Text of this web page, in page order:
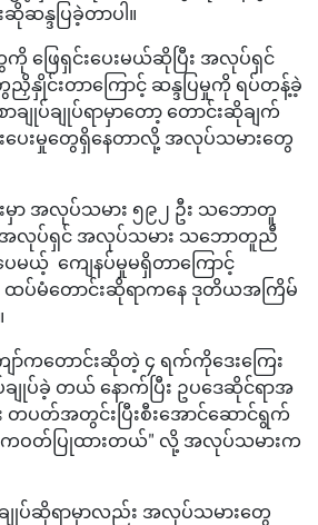
ဆန္ဒပြခဲ့တာပါ။
ဖြေရှင်းပေးမယ်ဆိုပြီး အလုပ်ရှင်
င်းတာကြောင့် ဆန္ဒပြမှုကို ရပ်တန့်ခဲ့
ျုပ်ချုပ်ရာမှာတော့ တောင်းဆိုချက်
ပေးမှုတွေရှိနေတာလို့ အလုပ်သမားတွေ
ာ အလုပ်သမား ၅၉၂ ဦး သဘောတူ
ပ်ရှင် အလုပ်သမား သဘောတူညီ
ေမယ့် ကျေနပ်မှုမရှိတာကြောင့်
ထပ်မံတောင်းဆိုရာကနေ ဒုတိယအကြိမ်
ာ်ကတောင်းဆိုတဲ့ ၄ ရက်ကိုဒေးကြေး
ချုပ်ခဲ့ တယ် နောက်ပြီး ဥပဒေဆိုင်ရာအ
တပတ်အတွင်းပြီးစီးအောင်ဆောင်ရွက်
ကဝတ်ပြုထားတယ်" လို့ အလုပ်သမားက
ျုပ်ဆိုရာမှာလည်း အလုပ်သမားတွေ